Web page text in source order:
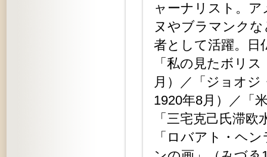
ャーナリスト。
ヌやブラマンク
者として活躍。日
「私の見たボリ
月）／「ジョオ
1920年8月）／「
「三宅克己氏滞
「ロバアト・ヘ